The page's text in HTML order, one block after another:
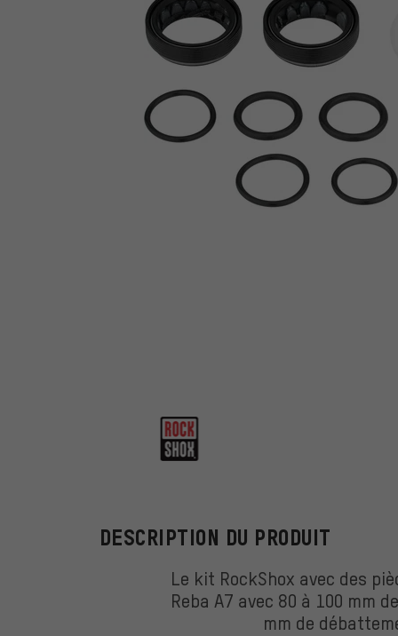
DESCRIPTION DU PRODUIT
Le kit RockShox avec des
Reba A7 avec 80 à 100 mm
mm de